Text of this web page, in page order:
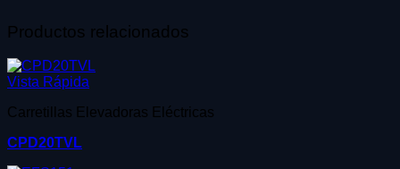
Productos relacionados
Vista Rápida
Carretillas Elevadoras Eléctricas
CPD20TVL